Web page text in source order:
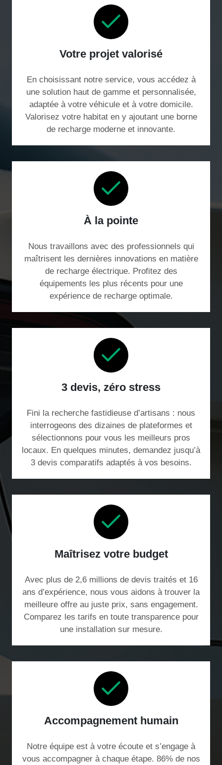
Votre projet valorisé
En choisissant notre service, vous accédez à
une solution haut de gamme et personnalisée,
adaptée à votre véhicule et à votre domicile.
Valorisez votre habitat en y ajoutant une borne
de recharge moderne et innovante.
À la pointe
Nous travaillons avec des professionnels qui
maîtrisent les dernières innovations en matière
de recharge électrique. Profitez des
équipements les plus récents pour une
expérience de recharge optimale.
3 devis, zéro stress
Fini la recherche fastidieuse d’artisans : nous
interrogeons des dizaines de plateformes et
sélectionnons pour vous les meilleurs pros
locaux. En quelques minutes, demandez jusqu’à
3 devis comparatifs adaptés à vos besoins.
Maîtrisez votre budget
Avec plus de 2,6 millions de devis traités et 16
ans d’expérience, nous vous aidons à trouver la
meilleure offre au juste prix, sans engagement.
Comparez les tarifs en toute transparence pour
une installation sur mesure.
Accompagnement humain
Notre équipe est à votre écoute et s’engage à
vous accompagner à chaque étape. 86% de nos